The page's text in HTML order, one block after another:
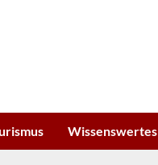
Wissenswertes